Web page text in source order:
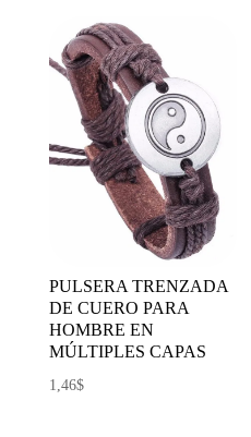
PULSERA TRENZADA
DE CUERO PARA
HOMBRE EN
MÚLTIPLES CAPAS
1,46$